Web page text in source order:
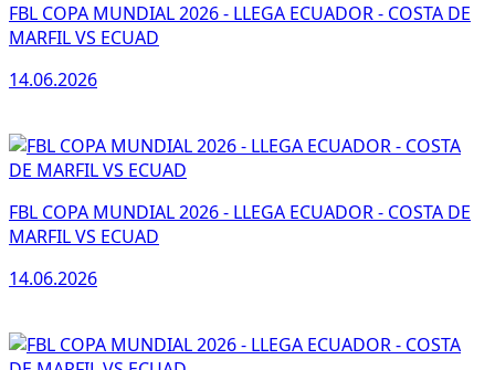
FBL COPA MUNDIAL 2026 - LLEGA ECUADOR - COSTA DE
MARFIL VS ECUAD
14.06.2026
FBL COPA MUNDIAL 2026 - LLEGA ECUADOR - COSTA DE
MARFIL VS ECUAD
14.06.2026